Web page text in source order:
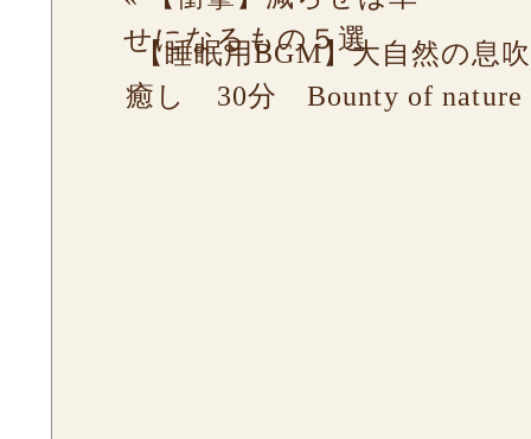
せになるもの５選
【睡眠用BGM】大自然の息
癒し 30分 Bounty of nature